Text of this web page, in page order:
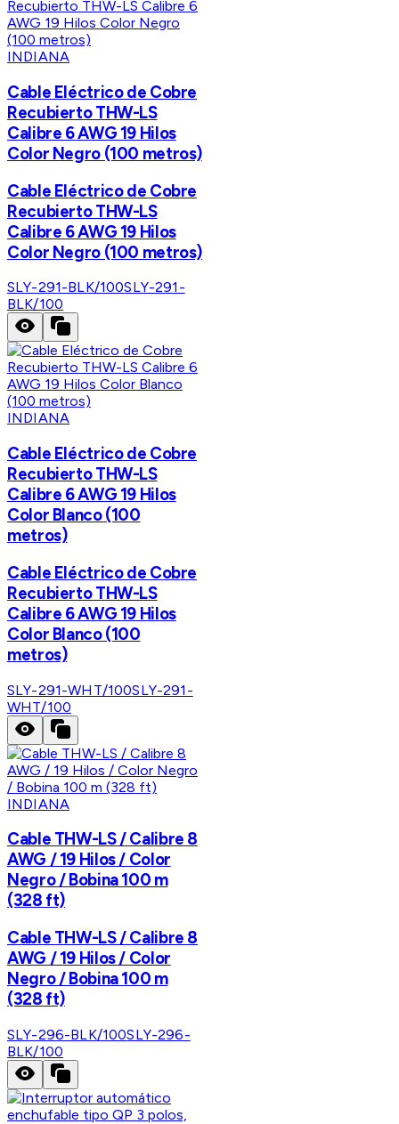
INDIANA
Cable Eléctrico de Cobre
Recubierto THW-LS
Calibre 6 AWG 19 Hilos
Color Negro (100 metros)
Cable Eléctrico de Cobre
Recubierto THW-LS
Calibre 6 AWG 19 Hilos
Color Negro (100 metros)
SLY-291-BLK/100SLY-291-
BLK/100
INDIANA
Cable Eléctrico de Cobre
Recubierto THW-LS
Calibre 6 AWG 19 Hilos
Color Blanco (100
metros)
Cable Eléctrico de Cobre
Recubierto THW-LS
Calibre 6 AWG 19 Hilos
Color Blanco (100
metros)
SLY-291-WHT/100SLY-291-
WHT/100
INDIANA
Cable THW-LS / Calibre 8
AWG / 19 Hilos / Color
Negro / Bobina 100 m
(328 ft)
Cable THW-LS / Calibre 8
AWG / 19 Hilos / Color
Negro / Bobina 100 m
(328 ft)
SLY-296-BLK/100SLY-296-
BLK/100